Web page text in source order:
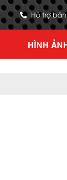
Hỗ trợ
HÌNH